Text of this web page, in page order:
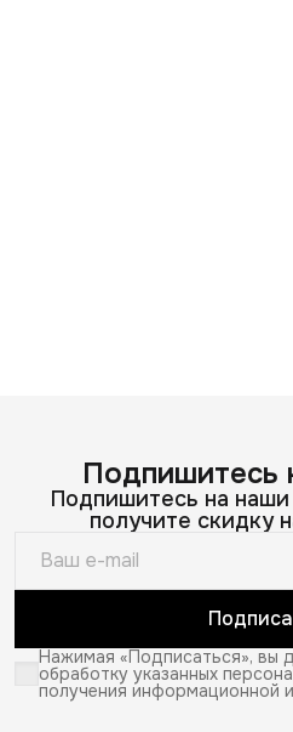
Подпишитесь
Подпишитесь на
получите скидку
Нажимая «Подписаться», вы
обработку указанных
получения информационной